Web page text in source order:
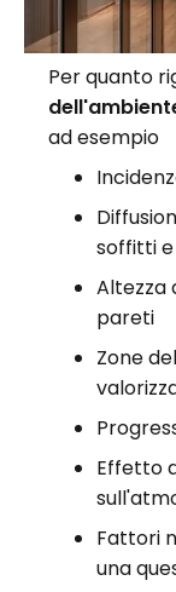
Per quanto
ad esempio
soffitti
Altezza
pareti
Zone
Effetto
Fattori
una